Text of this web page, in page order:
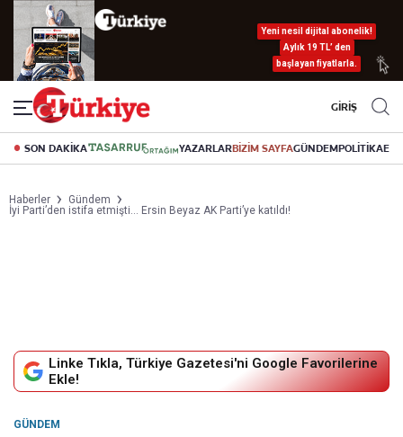
Yeni nesil dijital abonelik!
Aylık 19 TL’ den
başlayan fiyatlarla.
GİRİŞ
SON DAKİKA YAZARLARBİZİM SAYFAGÜNDEMPOLİTİKA
Haberler
Gündem
İyi Parti’den istifa etmişti… Ersin Beyaz AK Parti’ye katıldı!
Linke Tıkla, Türkiye Gazetesi'ni Google Favorilerine
Ekle!
GÜNDEM